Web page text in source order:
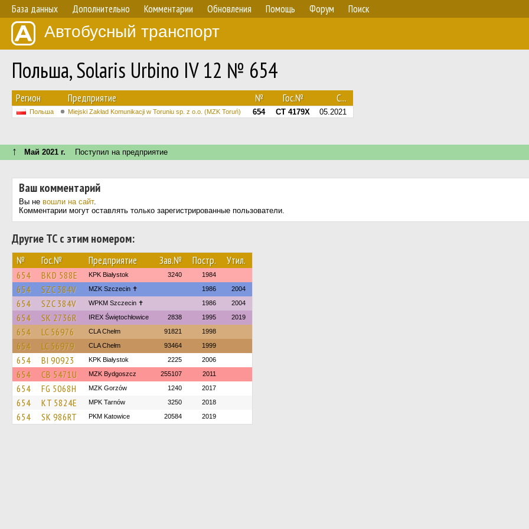
База данных Дополнительно Комментарии Обновления Помощь Форум Поиск
Автобусный транспорт
Польша, Solaris Urbino IV 12 № 654
Регион Предприятие № Гос.№ С...
Польша Miejski Zakład Komunikacji w Toruniu sp. z o.o. (MZK Toruń) 654 CT 4179X 05.2021
↑ Май 2021 г. Поступил на предприятие
Ваш комментарий
Вы не вошли на сайт.
Комментарии могут оставлять только зарегистрированные пользователи.
Другие ТС с этим номером:
№ Гос.№ Предприятие Зав.№ Постр. Утил.
654 BKD 588E KPK Białystok 3240 1984
654 SZC 384V MZK Szczecin ✝ 1986 2004
654 SZC 384V WPKM Szczecin ✝ 1986 2004
654 SK 2736R IREX Świętochłowice 2838 1995 2019
654 LC 56976 CLA Chełm 91821 1998
654 LC 56979 CLA Chełm 93464 1999
654 BI 90923 KPK Białystok 2225 2006
654 CB 5471U MZK Bydgoszcz 255107 2011
654 FG 5068H MZK Gorzów 1240 2017
654 KT 5824E MPK Tarnów 3250 2018
654 SK 986RT PKM Katowice 20584 2019